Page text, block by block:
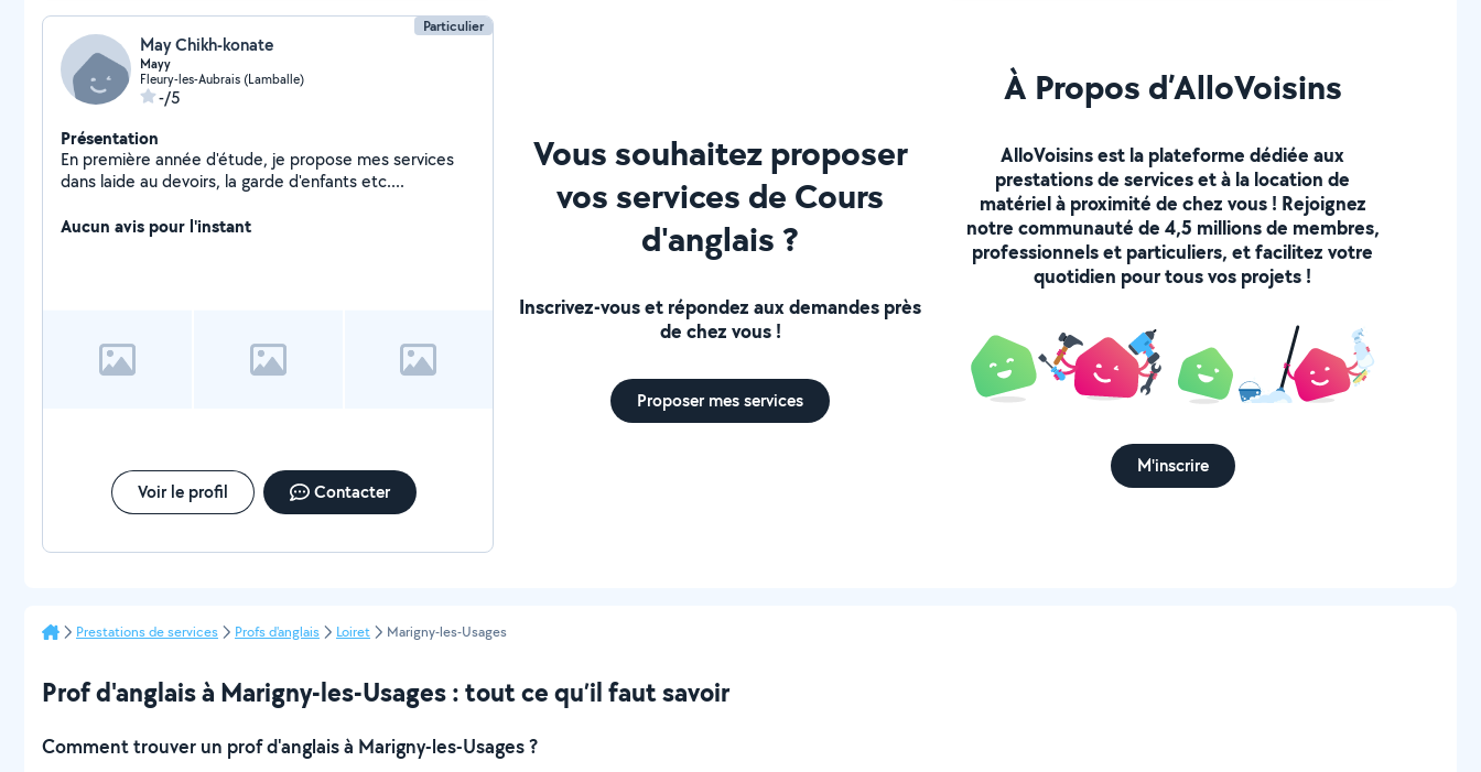
Particulier
May Chikh-konate
Mayy
Fleury-les-Aubrais (Lamballe)
-/5
Présentation
En première année d'étude, je propose mes services
dans laide au devoirs, la garde d'enfants etc....
Aucun avis pour l'instant
Voir le profil Contacter
Vous souhaitez proposer
vos services de Cours
d'anglais ?
Inscrivez-vous et répondez aux demandes près
de chez vous !
Proposer mes services
À Propos d’AlloVoisins
AlloVoisins est la plateforme dédiée aux
prestations de services et à la location de
matériel à proximité de chez vous ! Rejoignez
notre communauté de 4,5 millions de membres,
professionnels et particuliers, et facilitez votre
quotidien pour tous vos projets !
M'inscrire
Prestations de services Profs d'anglais Loiret Marigny-les-Usages
Prof d'anglais à Marigny-les-Usages : tout ce qu’il faut savoir
Comment trouver un prof d'anglais à Marigny-les-Usages ?